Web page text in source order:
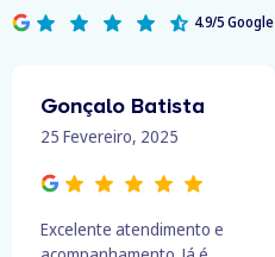
4.9/5 Google
Gonçalo Batista
25 Fevereiro, 2025
Excelente atendimento e